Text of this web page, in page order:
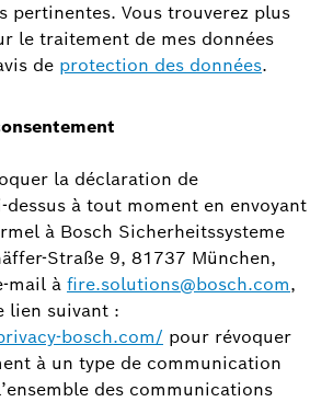
pertinentes. Vous trouverez plus
le traitement de mes données
de protection des données.
la déclaration de
dessus à tout moment en envoyant
à Bosch Sicherheitssysteme
Straße 9, 81737 München,
mail à fire.solutions@bosch.com,
lien suivant :
bosch.com/ pour révoquer
à un type de communication
des communications